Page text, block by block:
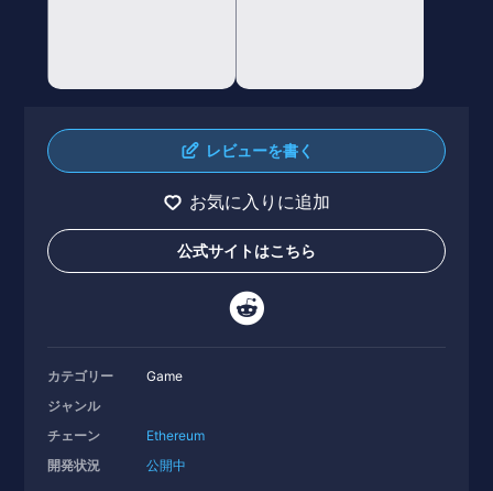
レビューを書く
お気に入りに追加
公式サイトはこちら
カテゴリー
Game
ジャンル
チェーン
Ethereum
開発状況
公開中